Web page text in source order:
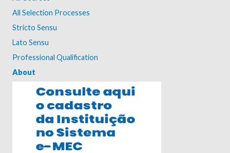
All Selection Processes
Stricto Sensu
Lato Sensu
Professional Qualification
About